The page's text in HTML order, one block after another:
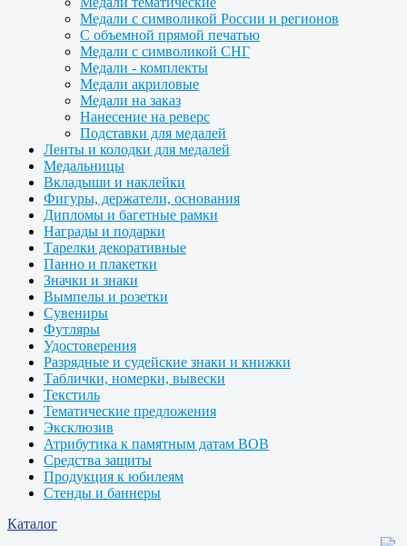
Медали с символикой России и регионов
С объемной прямой печатью
Медали с символикой СНГ
Медали - комплекты
Медали акриловые
Медали на заказ
Нанесение на реверс
Подставки для медалей
Ленты и колодки для медалей
Медальницы
Вкладыши и наклейки
Фигуры, держатели, основания
Дипломы и багетные рамки
Награды и подарки
Тарелки декоративные
Панно и плакетки
Значки и знаки
Вымпелы и розетки
Сувениры
Футляры
Удостоверения
Разрядные и судейские знаки и книжки
Таблички, номерки, вывески
Текстиль
Тематические предложения
Эксклюзив
Атрибутика к памятным датам ВОВ
Средства защиты
Продукция к юбилеям
Стенды и баннеры
Каталог